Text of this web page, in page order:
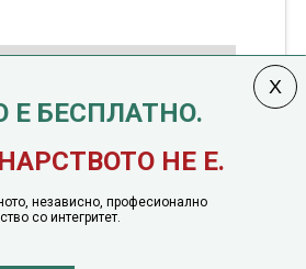
Е БЕСПЛАТНО.
НЕ Е.
независно, професионално
со интегритет.